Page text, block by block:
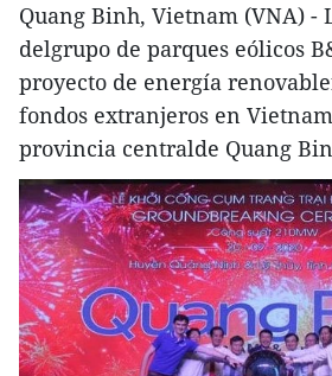
Quang Binh, Vietnam (VNA) -
delgrupo de parques eólicos
proyecto de energía
fondos extranjeros en
provincia centralde Quang